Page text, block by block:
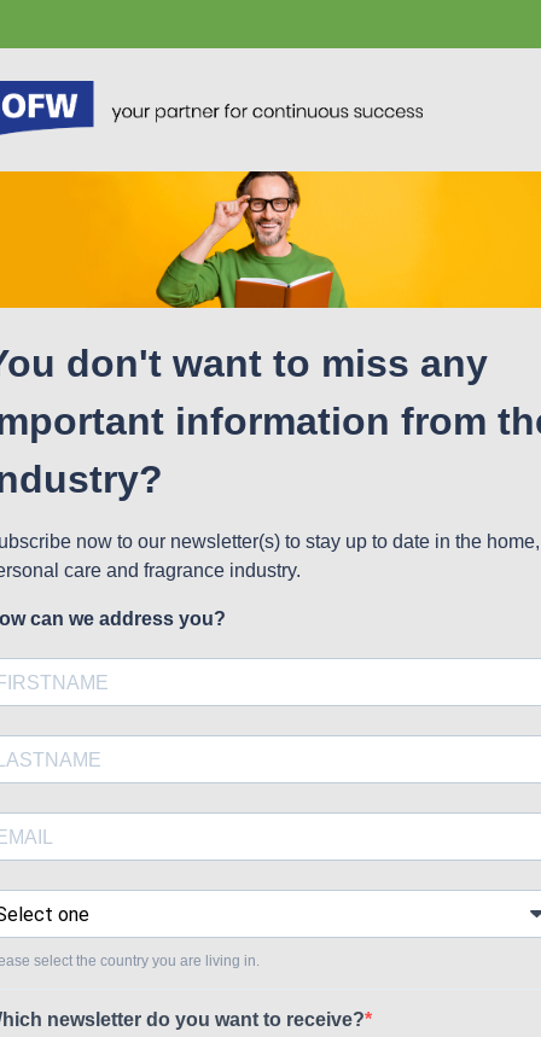
don't want to miss any
information from
now to our newsletter(s) to stay up to date in the home,
care and fragrance industry.
can we address you?
select the country you are living in.
newsletter do you want to receive?